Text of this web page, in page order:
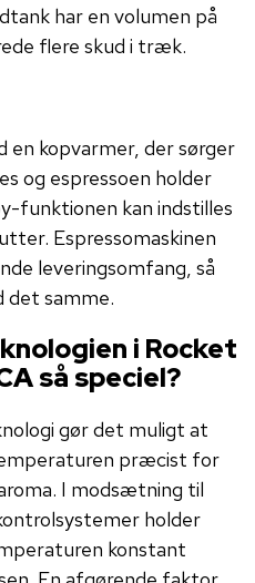
har en volumen på
flere skud i træk.
en kopvarmer, der sørger
og espressoen holder
funktionen kan indstilles
Espressomaskinen
leveringsomfang, så
det samme.
i Rocket
så speciel?
gør det muligt at
præcist for
I modsætning til
holder
konstant